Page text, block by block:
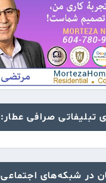
تبلیفاتی صرافی عطار:
در شبکه‌های اجتماعی